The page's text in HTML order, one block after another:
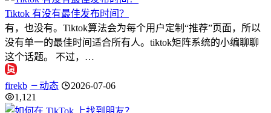
Tiktok 有没有最佳发布时间？
有，也没有。Tiktok算法会为每个用户定制“推荐”页面，所以
没有单一的最佳时间适合所有人。tiktok矩阵系统的小编聊聊
这个话题。 不过，…
firekb 动态
2026-07-06
1,121